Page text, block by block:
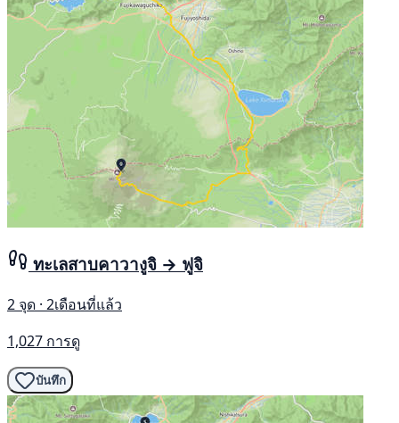
ทะเลสาบคาวางูจิ → ฟูจิ
2 จุด · 2เดือนที่แล้ว
1,027 การดู
บันทึก